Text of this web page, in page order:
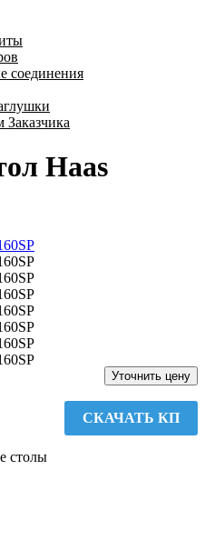
соединения
Заказчика
Haas
Уточнить цену
СКАЧАТЬ КП
столы